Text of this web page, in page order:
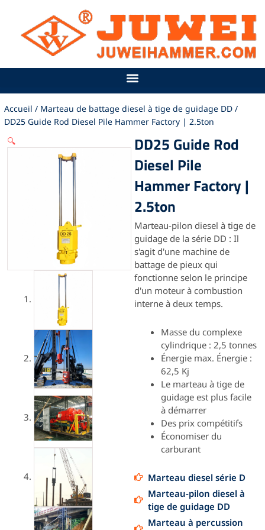
contenu
Accueil / Marteau de battage diesel à tige de guidage DD /
DD25 Guide Rod Diesel Pile Hammer Factory | 2.5ton
🔍
DD25 Guide Rod
Diesel Pile
Hammer Factory |
2.5ton
Marteau-pilon diesel à tige de
guidage de la série DD : Il
s'agit d'une machine de
battage de pieux qui
fonctionne selon le principe
d'un moteur à combustion
interne à deux temps.
Masse du complexe
cylindrique : 2,5 tonnes
Énergie max. Énergie :
62,5 Kj
Le marteau à tige de
guidage est plus facile
à démarrer
Des prix compétitifs
Économiser du
carburant
Marteau diesel série D
Marteau-pilon diesel à
tige de guidage DD
Marteau à percussion